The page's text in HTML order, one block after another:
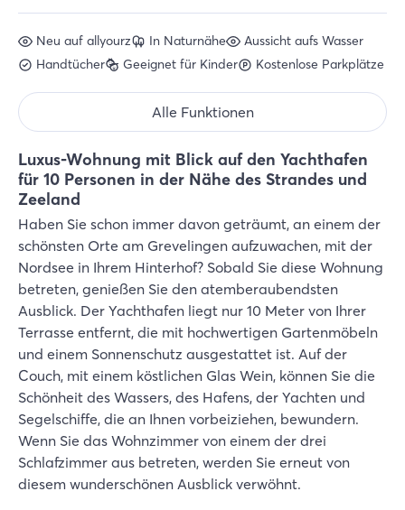
Luxus-Wohnung mit Blick auf den Yachthafen
für 10 Personen in der Nähe des Strandes und
Zeeland
Haben Sie schon immer davon geträumt, an einem der
schönsten Orte am Grevelingen aufzuwachen, mit der
Nordsee in Ihrem Hinterhof? Sobald Sie diese Wohnung
betreten, genießen Sie den atemberaubendsten
Ausblick. Der Yachthafen liegt nur 10 Meter von Ihrer
Terrasse entfernt, die mit hochwertigen Gartenmöbeln
und einem Sonnenschutz ausgestattet ist. Auf der
Couch, mit einem köstlichen Glas Wein, können Sie die
Schönheit des Wassers, des Hafens, der Yachten und
Segelschiffe, die an Ihnen vorbeiziehen, bewundern.
Wenn Sie das Wohnzimmer von einem der drei
Schlafzimmer aus betreten, werden Sie erneut von
diesem wunderschönen Ausblick verwöhnt.
Neu auf allyourz In Naturnähe
Aussicht aufs Wasser
Handtücher
Geeignet für Kinder Kostenlose Parkplätze
Alle Funktionen